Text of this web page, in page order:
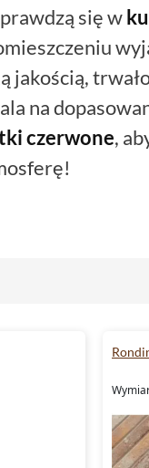
się w
jakością,
na
czerwone,